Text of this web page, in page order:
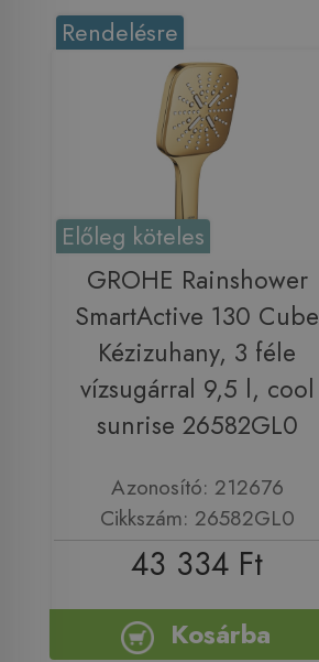
Rendelésre
Előleg köteles
GROHE Rainshower
SmartActive 130 Cube
Kézizuhany, 3 féle
vízsugárral 9,5 l, cool
sunrise 26582GL0
Azonosító: 212676
Cikkszám: 26582GL0
43 334 Ft
Kosárba